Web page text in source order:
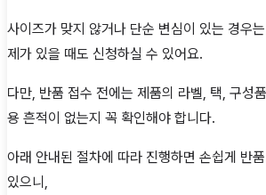
사이즈가 맞지 않거나 단순 변심이 있는 경우
제가 있을 때도 신청하실 수 있어요.
다만, 반품 접수 전에는 제품의 라벨, 택, 구성
용 흔적이 없는지 꼭 확인해야 합니다.
아래 안내된 절차에 따라 진행하면 손쉽게 반
있으니,